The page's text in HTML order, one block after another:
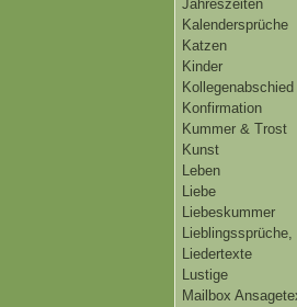
Jahreszeiten
Kalendersprüche
Katzen
Kinder
Kollegenabschied
Konfirmation
Kummer & Trost
Kunst
Leben
Liebe
Liebeskummer
Liedertexte
Lustige
Mailbox